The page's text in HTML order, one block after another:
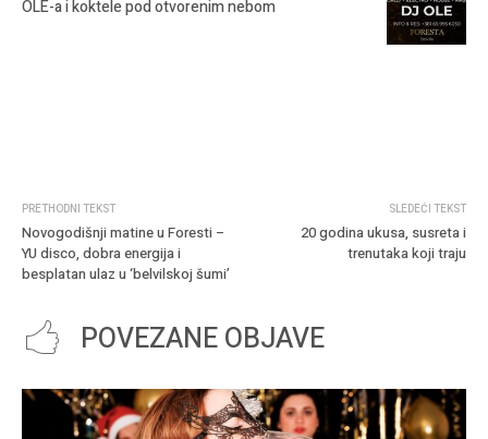
OLE-a i koktele pod otvorenim nebom
PRETHODNI TEKST
Novogodišnji matine u Foresti –
YU disco, dobra energija i
besplatan ulaz u ‘belvilskoj šumi’
SLEDEĆI TEKST
20 godina ukusa, susreta i
trenutaka koji traju
POVEZANE OBJAVE